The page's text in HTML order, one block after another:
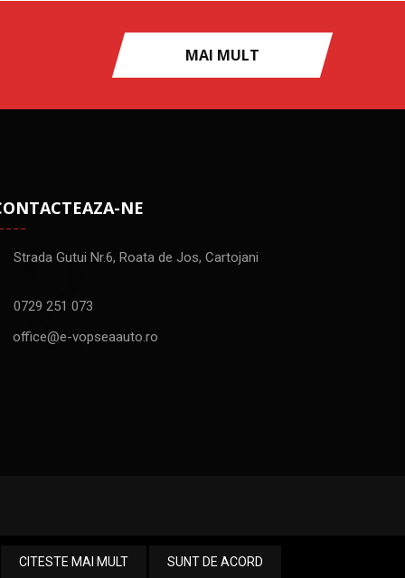
MAI MULT
NE
Strada Gutui Nr.6, Roata de Jos, Cartojani
0729 251 073
office@e-vopseaauto.ro
CITESTE MAI MULT SUNT DE ACORD